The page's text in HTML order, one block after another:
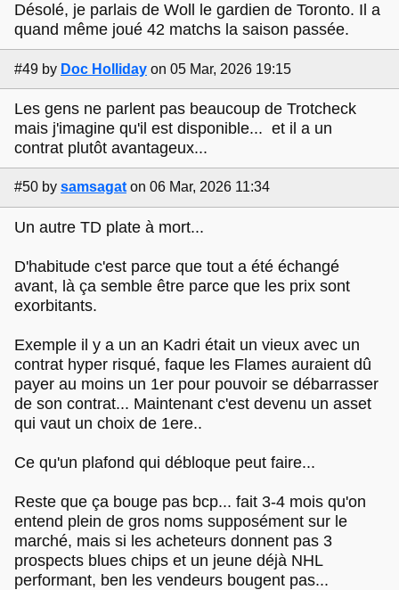
Désolé, je parlais de Woll le gardien de Toronto. Il a
quand même joué 42 matchs la saison passée.
#49 by Doc Holliday on 05 Mar, 2026 19:15
Les gens ne parlent pas beaucoup de Trotcheck
mais j'imagine qu'il est disponible... et il a un
contrat plutôt avantageux...
#50 by samsagat on 06 Mar, 2026 11:34
Un autre TD plate à mort...
D'habitude c'est parce que tout a été échangé
avant, là ça semble être parce que les prix sont
exorbitants.
Exemple il y a un an Kadri était un vieux avec un
contrat hyper risqué, faque les Flames auraient dû
payer au moins un 1er pour pouvoir se débarrasser
de son contrat... Maintenant c'est devenu un asset
qui vaut un choix de 1ere..
Ce qu'un plafond qui débloque peut faire...
Reste que ça bouge pas bcp... fait 3-4 mois qu'on
entend plein de gros noms supposément sur le
marché, mais si les acheteurs donnent pas 3
prospects blues chips et un jeune déjà NHL
performant, ben les vendeurs bougent pas...